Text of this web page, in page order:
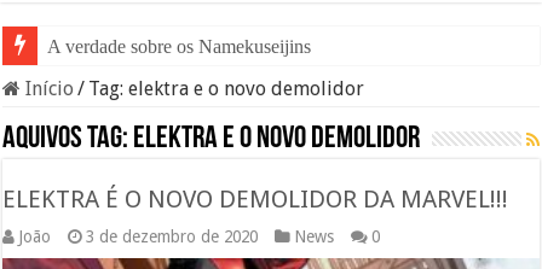
A verdade sobre os Namekuseijins – DRAGO
Início / Tag:elektra e o novo demolidor
Aquivos tag: elektra e o novo demolidor
ELEKTRA É O NOVO DEMOLIDOR DA MARVEL!!!
João 3 de dezembro de 2020 News 0